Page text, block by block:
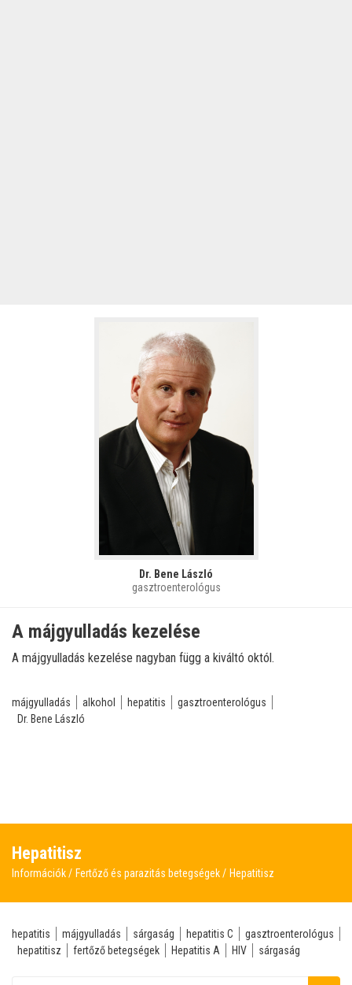
Dr. Bene László
gasztroenterológus
A májgyulladás kezelése
A májgyulladás kezelése nagyban függ a kiváltó októl.
májgyulladás alkohol hepatitis
gasztroenterológus
Dr. Bene László
Hepatitisz
Információk Fertőző és parazitás betegségek Hepatitisz
hepatitis májgyulladás sárgaság hepatitis C
gasztroenterológus
hepatitisz
fertőző betegségek Hepatitis A HIV sárgaság